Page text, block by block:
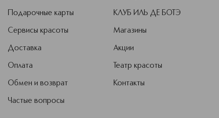
Подарочные карты
Сервисы красоты
Доставка
Оплата
Обмен и возврат
Частые вопросы
КЛУБ ИЛЬ ДЕ БОТЭ
Магазины
Акции
Театр красоты
Контакты